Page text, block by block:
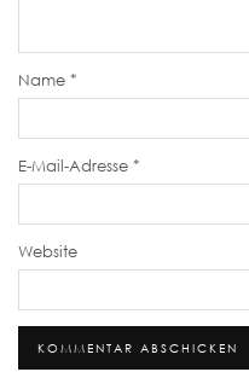
Name *
E-Mail-Adresse *
Website